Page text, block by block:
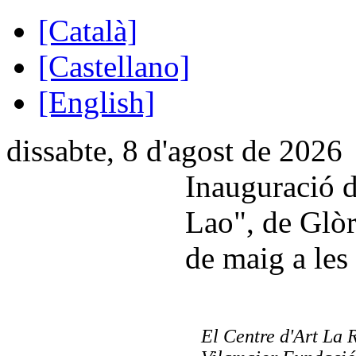
[Català]
[Castellano]
[English]
dissabte, 8 d'agost de 2026
Inauguració
Lao", de
de maig a
El Centre d'Art La